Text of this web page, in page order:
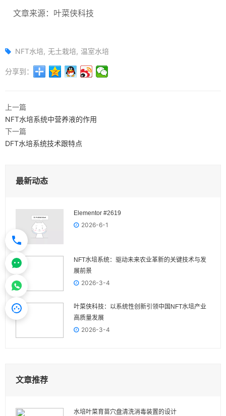
文章来源：叶菜侠科技
NFT水培 无土栽培 温室水培
分享到：
上一篇
NFT水培系统中营养液的作用
下一篇
DFT水培系统技术跟特点
最新动态
Elementor #2619
2026-6-1
NFT水培系统：驱动未来农业革新的关键技术与发
展前景
2026-3-4
叶菜侠科技：以系统性创新引领中国NFT水培产业
高质量发展
2026-3-4
文章推荐
水培叶菜育苗穴盘清洗消毒装置的设计